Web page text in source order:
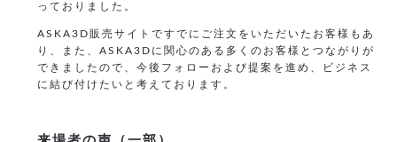
っておりました。
ASKA3D販売サイトですでにご注文をいただいたお客様もあ
り、また、ASKA3Dに関心のある多くのお客様とつながりが
できましたので、今後フォローおよび提案を進め、ビジネス
に結び付けたいと考えております。